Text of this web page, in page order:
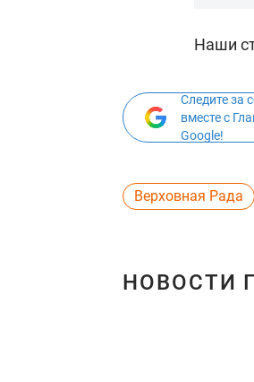
Наши
Следите за
вместе с
Google!
Верховная Рада
НОВОСТИ